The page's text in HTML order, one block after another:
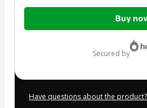
Total
Buy
secured by
Have questions about the